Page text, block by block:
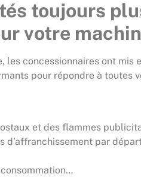
toujours
votre
les concessionnaires ont
pour répondre à toutes
et des flammes
d’affranchissement par